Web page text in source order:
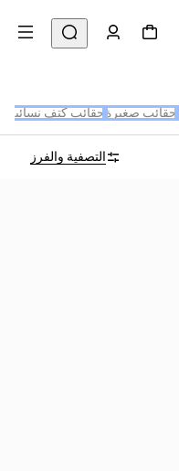
حقائب صغيرة حقائب كتف نسائية
التصفية والفرز